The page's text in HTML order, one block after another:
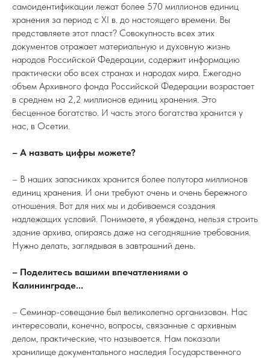
самоидентификации лежат более 570 миллионов единиц
хранения за период с XI в. до настоящего времени. Вы
представляете этот пласт? Совокупность всех этих
документов отражает материальную и духовную жизнь
народов Российской Федерации, содержит информацию
практически обо всех странах и народах мира. Ежегодно
объем Архивного фонда Российской Федерации возрастает
в среднем на 2,2 миллионов единиц хранения. Это
бесценное богатство. И часть этого богатства хранится у
нас, в Осетии.
– А назвать цифры можете?
– В наших запасниках хранится более полутора миллионов
единиц хранения. И они требуют очень и очень бережного
отношения. Вот для них мы и добиваемся создания
надлежащих условий. Понимаете, я убеждена, нельзя строить
здание архива, опираясь даже на сегодняшние требования.
Нужно делать, заглядывая в завтрашний день.
– Поделитесь вашими впечатлениями о
Калининграде...
– Семинар-совещание был великолепно организован. Нас
интересовали, конечно, вопросы, связанные с архивным
делом, практические, что называется. Нам показали
хранилище документального наследия Государственного